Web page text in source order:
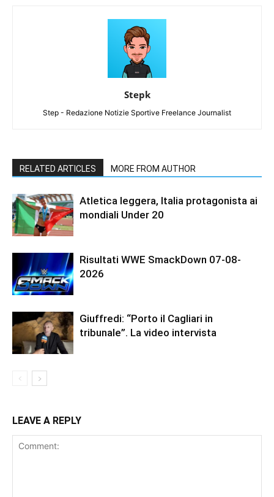
Stepk
Step - Redazione Notizie Sportive Freelance Journalist
RELATED ARTICLES MORE FROM AUTHOR
Atletica leggera, Italia protagonista ai
mondiali Under 20
Risultati WWE SmackDown 07-08-
2026
Giuffredi: “Porto il Cagliari in
tribunale”. La video intervista
LEAVE A REPLY